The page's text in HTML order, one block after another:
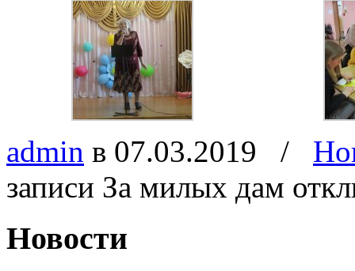
admin в 07.03.2019 /
записи За милых дам
Новости